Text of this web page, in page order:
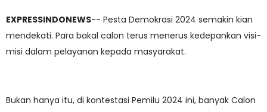
EXPRESSINDONEWS-- Pesta Demokrasi 2024 semakin kian
mendekati. Para bakal calon terus menerus kedepankan visi-
misi dalam pelayanan kepada masyarakat.
Bukan hanya itu, di kontestasi Pemilu 2024 ini, banyak Calon